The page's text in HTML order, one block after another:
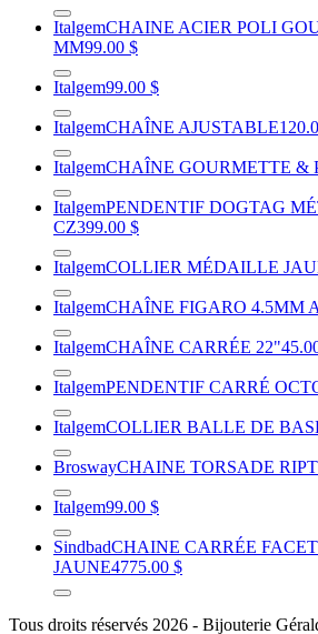
ItalgemCHAINE ACIER POLI
MM99.00 $
Italgem99.00 $
ItalgemCHAÎNE AJUSTABLE
ItalgemCHAÎNE GOURMETTE &
ItalgemPENDENTIF DOGTAG
CZ399.00 $
ItalgemCOLLIER MÉDAILLE
ItalgemCHAÎNE FIGARO 4.5MM
ItalgemCHAÎNE CARRÉE 22"
ItalgemPENDENTIF CARRÉ
ItalgemCOLLIER BALLE DE
BroswayCHAINE TORSADE
Italgem99.00 $
SindbadCHAINE CARRÉE
JAUNE4775.00 $
Tous droits réservés 2026 - Bijouterie